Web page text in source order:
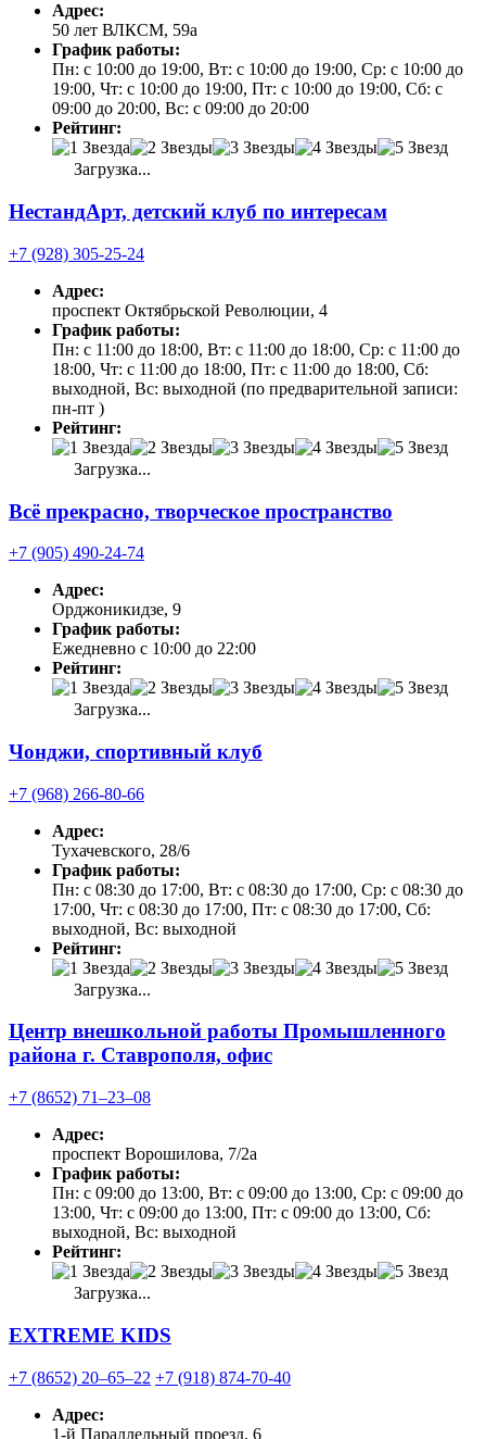
Адрес:
50 лет ВЛКСМ, 59а
График работы:
Пн: с 10:00 до 19:00, Вт: с 10:00 до 19:00, Ср: с 10:00 до
19:00, Чт: с 10:00 до 19:00, Пт: с 10:00 до 19:00, Сб: с
09:00 до 20:00, Вс: с 09:00 до 20:00
Рейтинг:
Загрузка...
НестандАрт, детский клуб по интересам
+7 (928) 305-25-24
Адрес:
проспект Октябрьской Революции, 4
График работы:
Пн: с 11:00 до 18:00, Вт: с 11:00 до 18:00, Ср: с 11:00 до
18:00, Чт: с 11:00 до 18:00, Пт: с 11:00 до 18:00, Сб:
выходной, Вс: выходной (по предварительной записи:
пн-пт )
Рейтинг:
Загрузка...
Всё прекрасно, творческое пространство
+7 (905) 490-24-74
Адрес:
Орджоникидзе, 9
График работы:
Ежедневно с 10:00 до 22:00
Рейтинг:
Загрузка...
Чонджи, спортивный клуб
+7 (968) 266-80-66
Адрес:
Тухачевского, 28/6
График работы:
Пн: с 08:30 до 17:00, Вт: с 08:30 до 17:00, Ср: с 08:30 до
17:00, Чт: с 08:30 до 17:00, Пт: с 08:30 до 17:00, Сб:
выходной, Вс: выходной
Рейтинг:
Загрузка...
Центр внешкольной работы Промышленного
района г. Ставрополя, офис
+7 (8652) 71‒23‒08
Адрес:
проспект Ворошилова, 7/2а
График работы:
Пн: с 09:00 до 13:00, Вт: с 09:00 до 13:00, Ср: с 09:00 до
13:00, Чт: с 09:00 до 13:00, Пт: с 09:00 до 13:00, Сб:
выходной, Вс: выходной
Рейтинг:
Загрузка...
EXTREME KIDS
+7 (8652) 20‒65‒22 +7 (918) 874-70-40
Адрес:
1-й Параллельный проезд, 6